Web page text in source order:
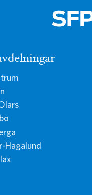
Hagalund